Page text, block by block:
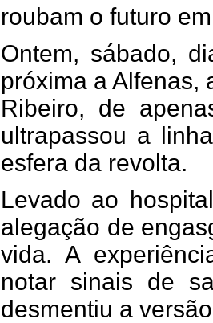
roubam o futuro
Ontem, sábado,
próxima a Alfenas,
Ribeiro, de
ultrapassou a
esfera da revolta.
Levado ao
alegação de
vida. A
notar sinais de
desmentiu a